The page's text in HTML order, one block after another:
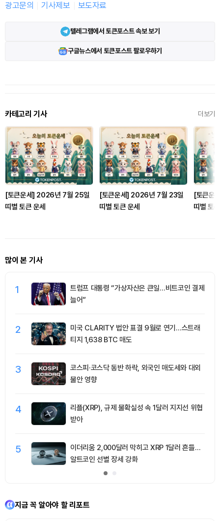
광고문의 기사제보 보도자료
텔레그램에서 토큰포스트 속보 보기
구글뉴스에서 토큰포스트 팔로우하기
카테고리 기사 더보기
[토큰운세] 2026년 7월 25일
띠별 토큰 운세
[토큰운세] 2026년 7월 23일
띠별 토큰 운세
[토큰운
띠별 토
많이 본 기사
1
트럼프 대통령 “가상자산은 큰일…비트코인 결제
늘어”
2
미국 CLARITY 법안 표결 9월로 연기…스트래
티지 1,638 BTC 매도
3
코스피·코스닥 동반 하락, 외국인 매도세와 대외
불안 영향
4
리플(XRP), 규제 불확실성 속 1달러 지지선 위협
받아
5
이더리움 2,000달러 막히고 XRP 1달러 흔들…
알트코인 선별 장세 강화
지금 꼭 알아야 할 리포트